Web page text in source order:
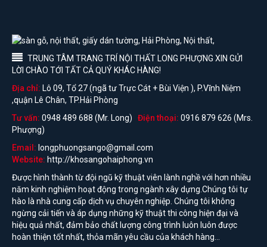
TRUNG TÂM TRANG TRÍ NỘI THẤT LONG PHƯỢNG XIN GỬI
LỜI CHÀO TỚI TẤT CẢ QUÝ KHÁC HÀNG!
Địa chỉ: Lô 09, Tổ 27 (ngã tư Trực Cát + Bùi Viện ), P.Vĩnh Niệm
,quận Lê Chân, TP.Hải Phòng
Tư vấn: 0948 489 688 (Mr. Long) Điện thoại: 0916 879 626 (Mrs.
Phượng)
Email: longphuongsango@gmail.com
Website: http://khosangohaiphong.vn
Được hình thành từ đội ngũ kỹ thuật viên lành nghề với hơn nhiều
năm kinh nghiệm hoạt động trong ngành xây dựng.Chúng tôi tự
hào là nhà cung cấp dịch vụ chuyên nghiệp. Chúng tôi không
ngừng cải tiến và áp dụng những kỹ thuật thi công hiện đại và
hiệu quả nhất, đảm bảo chất lượng công trình luôn luôn được
hoàn thiện tốt nhất, thỏa mãn yêu cầu của khách hàng...